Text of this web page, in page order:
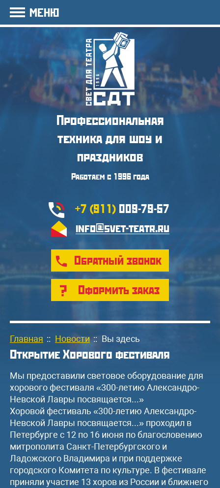
Профессиональная
техника для шоу и
праздников
Работаем с 1996 года
+7 (911) 009-79-57
info@svet-teatr.ru
Обратный звонок
Оформить заказ
Главная :: Новости :: Вы здесь
Открытие Хорового фестиваля
Мы предоставили световое оборудование для
хорового фестиваля «300-летию Александро-
Невской Лавры посвящается...»
Хоровой фестиваль «300-летию Александро-
Невской Лавры посвящается...» проходил в
Петербурге с 12 по 16 июня по благословению
митрополита Санкт-Петербургского и
Ладожского Владимира и при поддержке
городского Комитета по культуре. В фестивале
приняли участие 13 хоров из России и ближнего
МЕНЮ